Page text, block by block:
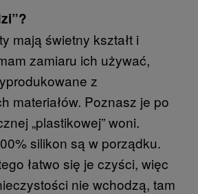
mają świetny kształt i
zamiaru ich używać,
z
materiałów. Poznasz je po
„plastikowej” woni.
silikon są w porządku.
łatwo się je czyści, więc
nie wchodzą, tam